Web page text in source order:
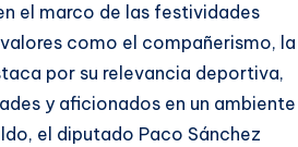
el marco de las festividades
como el compañerismo, la
por su relevancia deportiva,
y aficionados en un ambiente
el diputado Paco Sánchez